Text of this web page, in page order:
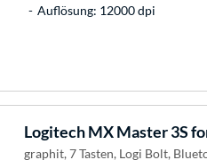
Auflösung: 12000 dpi
LogitechMX Master 3S
graphit, 7 Tasten, Logi Bolt,